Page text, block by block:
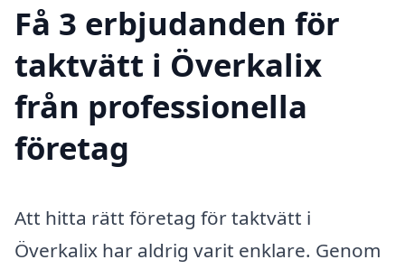
Få 3 erbjudanden för
taktvätt i Överkalix
från professionella
företag
Att hitta rätt företag för taktvätt i
Överkalix har aldrig varit enklare. Genom